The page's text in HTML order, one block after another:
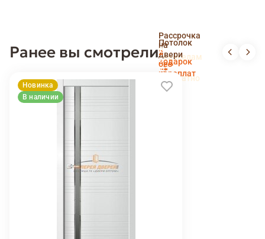
пенсионерам
и
новоселам
Рассрочка
на
двери
без
переплат
Потолок
в
подарок
Доставка
и
установка
беслпатно
Ранее вы смотрели
Новинка
В наличии